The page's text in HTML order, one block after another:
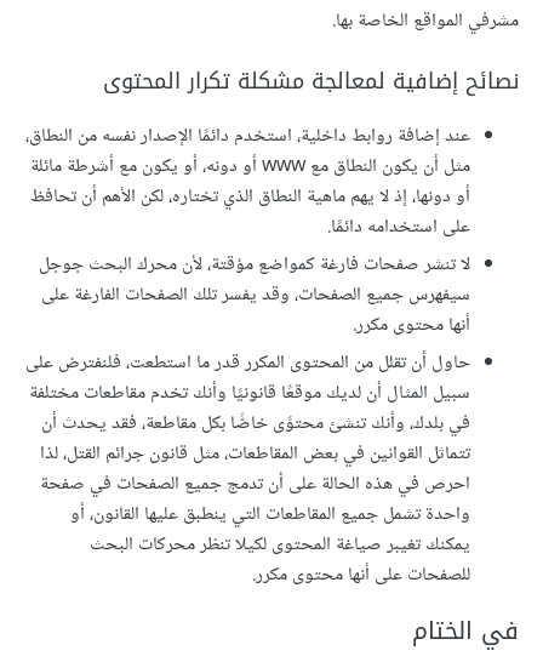
مشرفي المواقع الخاصة بها.
نصائح إضافية لمعالجة مشكلة تكرار المحتوى
عند إضافة روابط داخلية، استخدم دائمًا الإصدار نفسه من النطاق،
مثل أن يكون النطاق مع www أو دونه، أو يكون مع أشرطة مائلة
أو دونها، إذ لا يهم ماهية النطاق الذي تختاره، لكن الأهم أن تحافظ
على استخدامه دائمًا.
لا تنشر صفحات فارغة كمواضع مؤقتة، لأن محرك البحث جوجل
سيفهرس جميع الصفحات، وقد يفسر تلك الصفحات الفارغة على
أنها محتوى مكرر.
حاول أن تقلل من المحتوى المكرر قدر ما استطعت، فلنفترض على
سبيل المثال أن لديك موقعًا قانونيًا وأنك تخدم مقاطعات مختلفة
في بلدك، وأنك تنشئ محتوًى خاصًّا بكل مقاطعة، فقد يحدث أن
تتماثل القوانين في بعض المقاطعات، مثل قانون جرائم القتل، لذا
احرص في هذه الحالة على أن تدمج جميع الصفحات في صفحة
واحدة تشمل جميع المقاطعات التي ينطبق عليها القانون، أو
يمكنك تغيبر صياغة المحتوى لكيلا تنظر محركات البحث
للصفحات على أنها محتوى مكرر.
في الختام